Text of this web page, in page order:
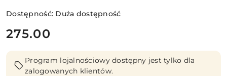
Dostępność: Duża dostępność
cena:
275.00
Program lojalnościowy dostępny jest tylko dla
zalogowanych klientów.